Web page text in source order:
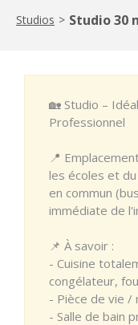
Studios > Studio 30
🏡 Studio –
Professionnel
📍
les écoles et
en commun
immédiate de
📌 À savoir :
- Cuisine
congélateur,
- Pièce de vie /
- Salle de bain